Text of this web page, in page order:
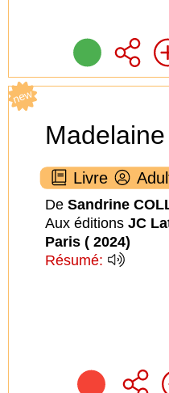
new
Livre
De Sandrine
Aux éditions JC
Paris ( 2024)
Résumé: